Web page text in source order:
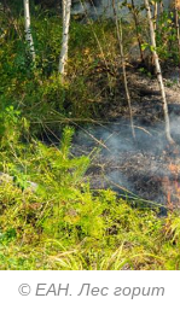
© ЕАН. Лес горит